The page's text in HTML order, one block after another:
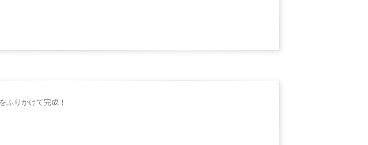
ふりかけて完成！